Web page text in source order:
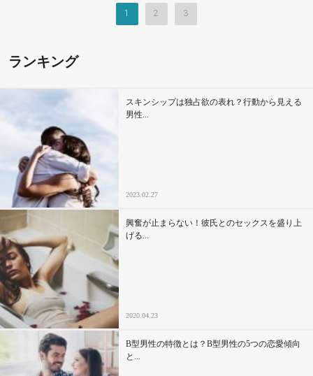
1 2 3
ランキング
スキンシップは独占欲の表れ？行動から見える
男性...
2023.02.27
興奮が止まらない！彼氏とのセックスを盛り上
げる...
2020.04.23
B型男性の特徴とは？B型男性の5つの恋愛傾向
と...